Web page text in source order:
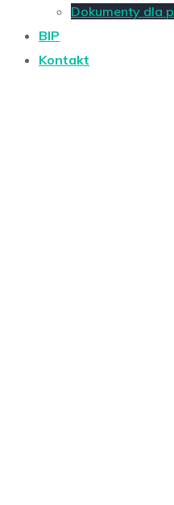
Dokumenty dla
BIP
Kontakt